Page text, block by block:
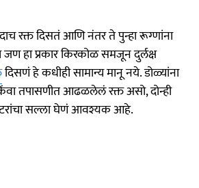
रक्त दिसतं आणि नंतर ते पुन्हा रूग्णांना
हा प्रकार किरकोळ समजून दुर्लक्ष
दिसणं हे कधीही सामान्य मानू नये. डोळ्यांना
तपासणीत आढळलेलं रक्त असो, दोन्ही
सल्ला घेणं आवश्यक आहे.